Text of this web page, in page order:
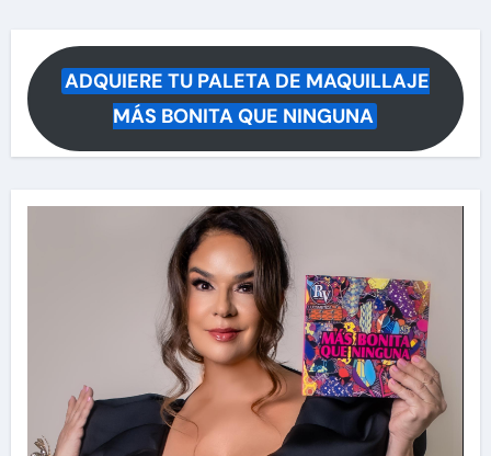
ADQUIERE TU PALETA DE MAQUILLAJE
MÁS BONITA QUE NINGUNA